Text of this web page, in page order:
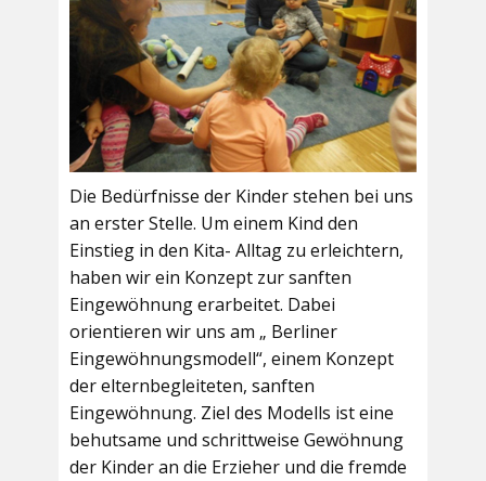
Die Bedürfnisse der Kinder stehen bei uns
an erster Stelle. Um einem Kind den
Einstieg in den Kita- Alltag zu erleichtern,
haben wir ein Konzept zur sanften
Eingewöhnung erarbeitet. Dabei
orientieren wir uns am „ Berliner
Eingewöhnungsmodell“, einem Konzept
der elternbegleiteten, sanften
Eingewöhnung. Ziel des Modells ist eine
behutsame und schrittweise Gewöhnung
der Kinder an die Erzieher und die fremde